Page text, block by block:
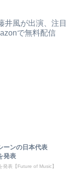
におかしい…
【悲報】イオンモールの通夜に来た幹部に遺族がブチ切れ
井風が出演、注目
で無料配信
ーンの日本代表
発表
発表【Future of Music】